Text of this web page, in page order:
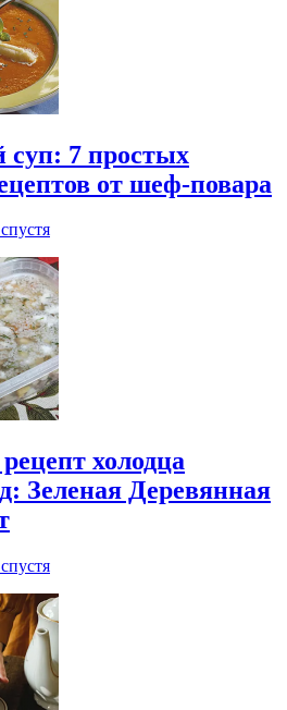
7 простых
от шеф-повара
холодца
Зеленая Деревянная